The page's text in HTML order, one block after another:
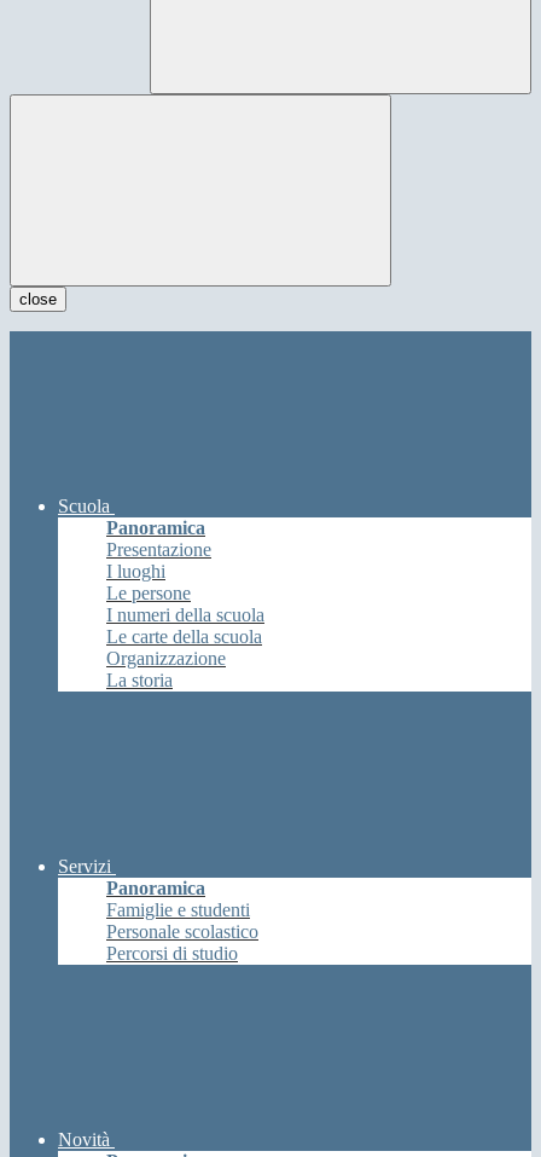
close
Scuola
Panoramica
Presentazione
I luoghi
Le persone
I numeri della scuola
Le carte della scuola
Organizzazione
La storia
Servizi
Panoramica
Famiglie e studenti
Personale scolastico
Percorsi di studio
Novità